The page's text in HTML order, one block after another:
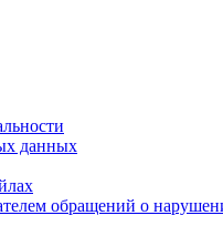
данных
обращений о